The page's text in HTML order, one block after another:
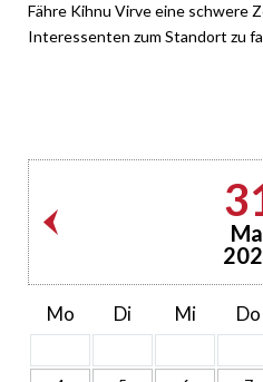
Fähre Kihnu Virve eine schwere
Interessenten zum Standort zu
Mo Di Mi Do